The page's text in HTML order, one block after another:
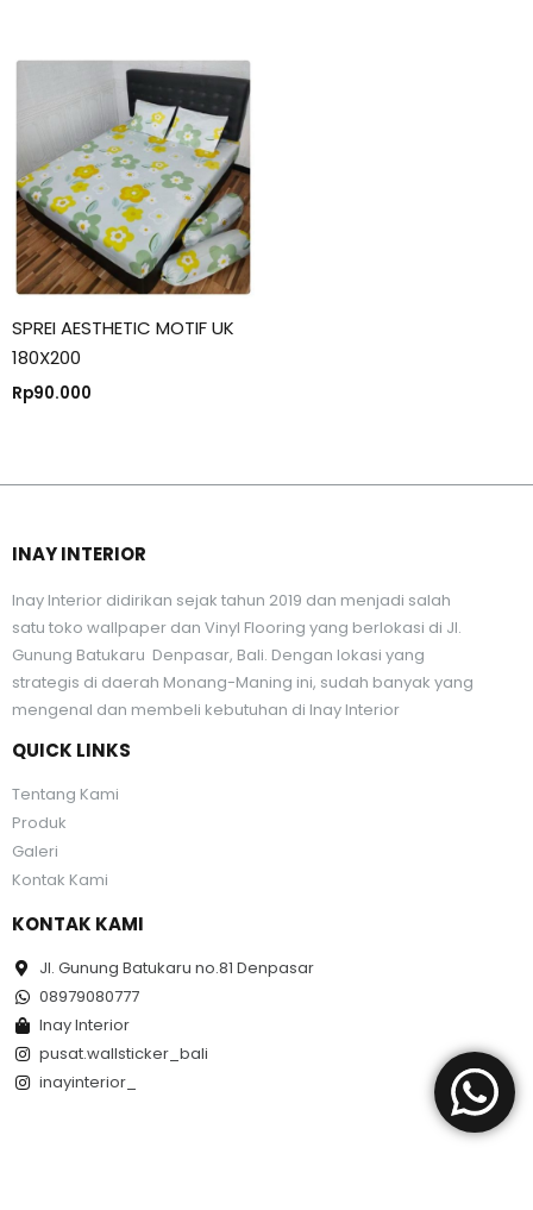
SPREI AESTHETIC MOTIF UK
180X200
Rp90.000
INAY INTERIOR
Inay Interior didirikan sejak tahun 2019 dan menjadi salah
satu toko wallpaper dan Vinyl Flooring yang berlokasi di Jl.
Gunung Batukaru Denpasar, Bali. Dengan lokasi yang
strategis di daerah Monang-Maning ini, sudah banyak yang
mengenal dan membeli kebutuhan di Inay Interior
QUICK LINKS
Tentang Kami
Produk
Galeri
Kontak Kami
KONTAK KAMI
Jl. Gunung Batukaru no.81 Denpasar
08979080777
Inay Interior
pusat.wallsticker_bali
inayinterior_